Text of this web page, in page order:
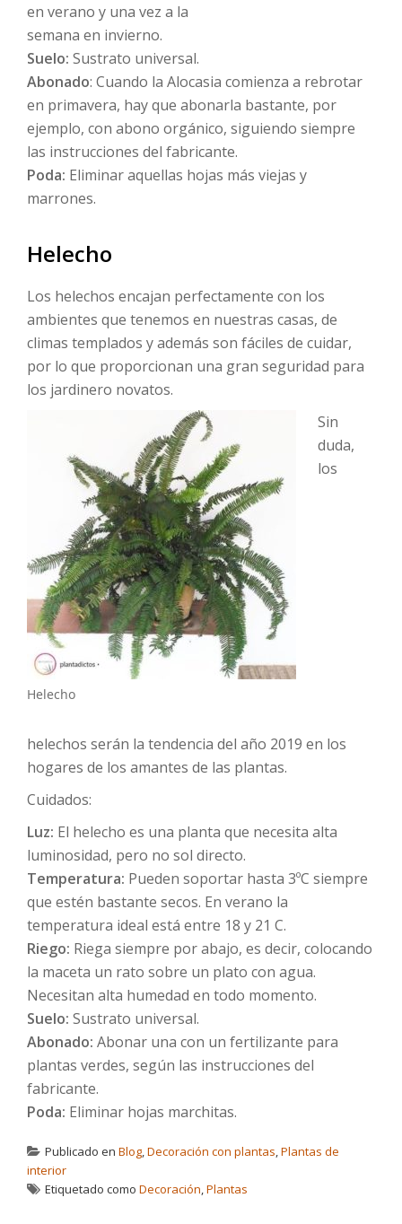
en verano y una vez a la
semana en invierno.
Suelo: Sustrato universal.
Abonado: Cuando la Alocasia comienza a rebrotar
en primavera, hay que abonarla bastante, por
ejemplo, con abono orgánico, siguiendo siempre
las instrucciones del fabricante.
Poda: Eliminar aquellas hojas más viejas y
marrones.
Helecho
Los helechos encajan perfectamente con los
ambientes que tenemos en nuestras casas, de
climas templados y además son fáciles de cuidar,
por lo que proporcionan una gran seguridad para
los jardinero novatos.
Helecho
Sin
duda,
los
helechos serán la tendencia del año 2019 en los
hogares de los amantes de las plantas.
Cuidados:
Luz: El helecho es una planta que necesita alta
luminosidad, pero no sol directo.
Temperatura: Pueden soportar hasta 3ºC siempre
que estén bastante secos. En verano la
temperatura ideal está entre 18 y 21 C.
Riego: Riega siempre por abajo, es decir, colocando
la maceta un rato sobre un plato con agua.
Necesitan alta humedad en todo momento.
Suelo: Sustrato universal.
Abonado: Abonar una con un fertilizante para
plantas verdes, según las instrucciones del
fabricante.
Poda: Eliminar hojas marchitas.
Publicado en Blog,Decoración con plantas,Plantas de
interior
Etiquetado como Decoración,Plantas